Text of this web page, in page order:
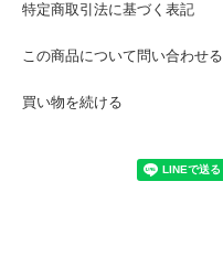
特定商取引法に基づく表記
この商品について問い合わせる
買い物を続ける